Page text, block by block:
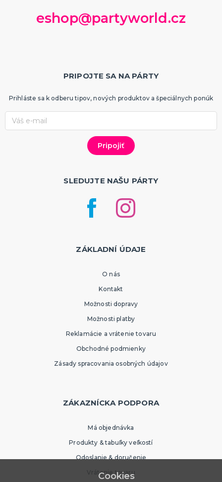
eshop@partyworld.cz
PRIPOJTE SA NA PÁRTY
Prihláste sa k odberu tipov, nových produktov a špeciálnych ponúk
SLEDUJTE NAŠU PÁRTY
ZÁKLADNÍ ÚDAJE
O nás
Kontakt
Možnosti dopravy
Možnosti platby
Reklamácie a vrátenie tovaru
Obchodné podmienky
Zásady spracovania osobných údajov
ZÁKAZNÍCKA PODPORA
Má objednávka
Produkty & tabuľky veľkostí
Odoslanie & doručenie
Vrátenie tovaru
Cookies